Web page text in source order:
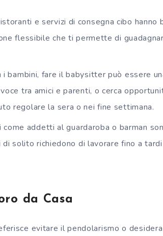
e servizi di consegna cibo hanno
flessibile che ti permette di
i bambini, fare il babysitter può essere
tra amici e parenti, o cerca
regolare la sera o nei fine settimana.
come addetti al guardaroba o barman
solito richiedono di lavorare fino a
da Casa
evitare il pendolarismo o